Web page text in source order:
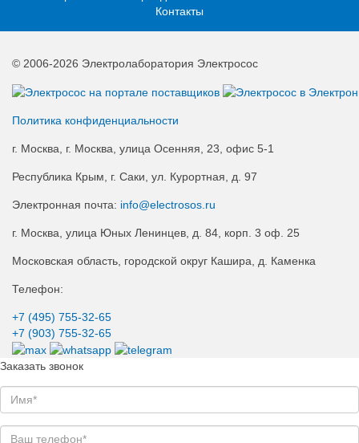
Контакты
© 2006-2026 Электролаборатория Электросос
Политика конфиденциальности
г. Москва, г. Москва, улица Осенняя, 23, офис 5-1
Республика Крым, г. Саки, ул. Курортная, д. 97
Электронная почта: info@electrosos.ru
г. Москва, улица Юных Ленинцев, д. 84, корп. 3 оф. 25
Московская область, городской округ Кашира, д. Каменка
Телефон:
+7 (495) 755-32-65
+7 (903) 755-32-65
Заказать звонок